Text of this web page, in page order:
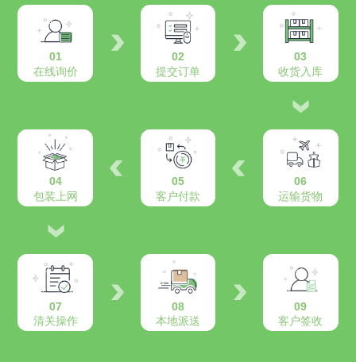
01
在线询价
02
提交订单
03
收货入库
04
包装上网
05
客户付款
06
运输货物
07
清关操作
08
本地派送
09
客户签收